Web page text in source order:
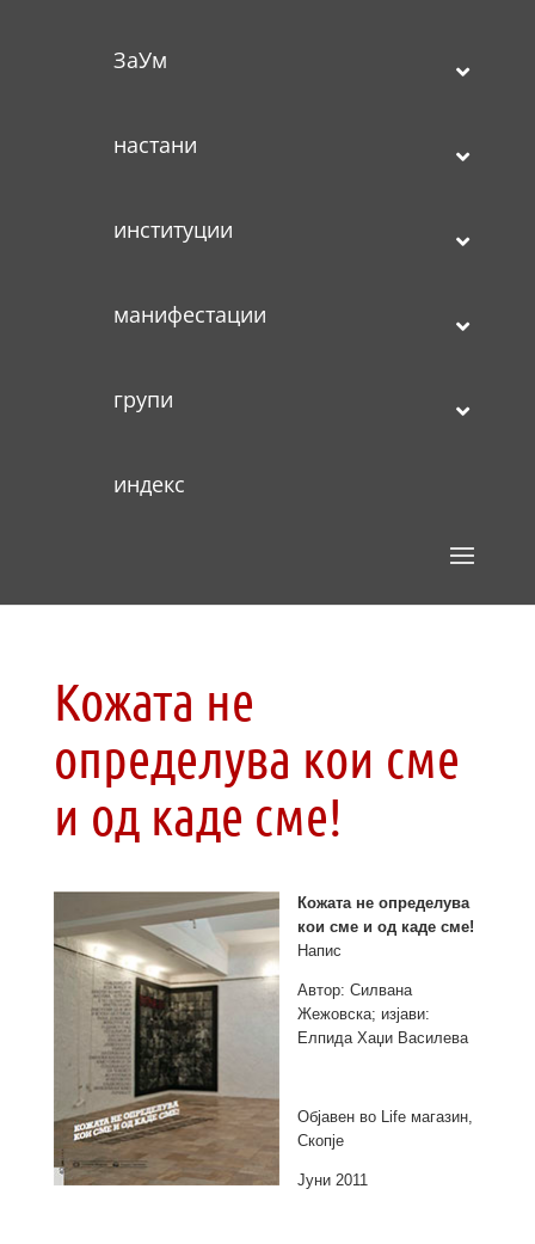
ЗаУм
настани
институции
манифестации
групи
индекс
Кожата не
определува кои сме
и од каде сме!
Кожата не определува
кои сме и од каде сме!
Напис
Автор: Силвана
Жежовска; изјави:
Елпида Хаџи Василева
Објавен во Life магазин,
Скопје
Јуни 2011